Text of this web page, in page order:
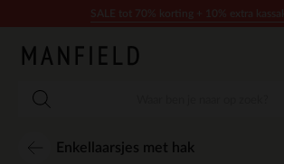
Enkellaarsjes met hak